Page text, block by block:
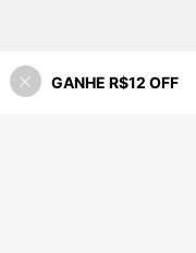
GANHE R$12 OFF